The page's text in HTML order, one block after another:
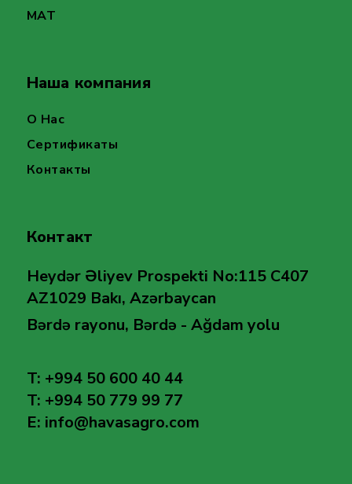
MAT
Наша компания
О Нас
Сертификаты
Контакты
Контакт
Heydər Əliyev Prospekti No:115 C407
AZ1029 Bakı, Azərbaycan
Bərdə rayonu, Bərdə - Ağdam yolu
T: +994 50 600 40 44
T: +994 50 779 99 77
E: info@havasagro.com